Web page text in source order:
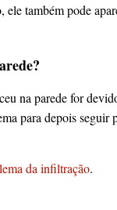
também pode
na parede for
para depois seguir
da infiltração.